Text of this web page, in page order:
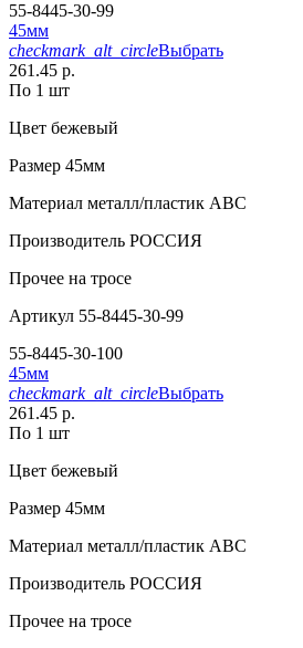
55-8445-30-99
45мм
checkmark_alt_circleВыбрать
261.45 р.
По 1 шт
Цвет бежевый
Размер 45мм
Материал металл/пластик АВС
Производитель РОССИЯ
Прочее на тросе
Артикул 55-8445-30-99
55-8445-30-100
45мм
checkmark_alt_circleВыбрать
261.45 р.
По 1 шт
Цвет бежевый
Размер 45мм
Материал металл/пластик АВС
Производитель РОССИЯ
Прочее на тросе